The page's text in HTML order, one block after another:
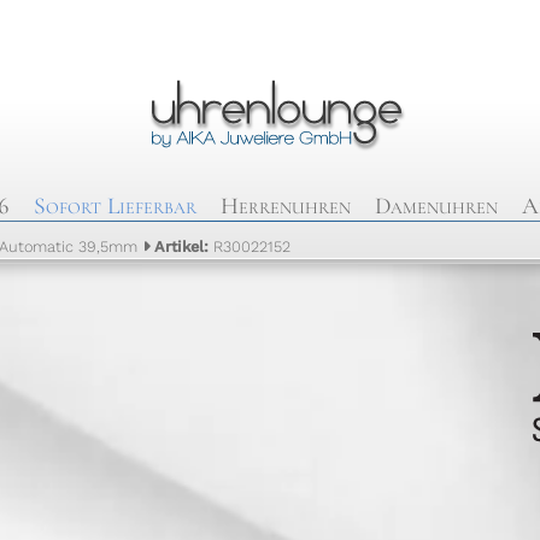
Sofort Lieferbar Herrenuhren Damenuhren
Automatic 39,5mm Artikel: R30022152